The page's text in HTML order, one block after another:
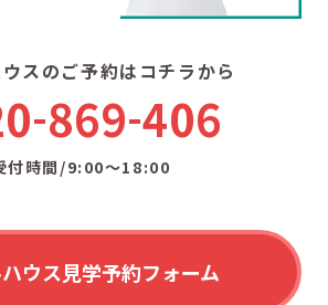
スのご予約はコチラから
869 406
付時間/9:00〜18:00
ウス見学予約フォーム